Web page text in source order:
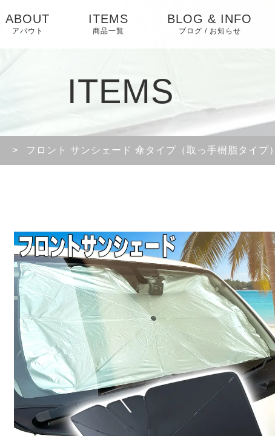
ABOUT
アバウト
ITEMS
商品一覧
BLOG & INFO
ブログ / お知らせ
ピックアップ
ITEMS
> フロント サンシェード 傘タイプ（取っ手樹脂タイプ）